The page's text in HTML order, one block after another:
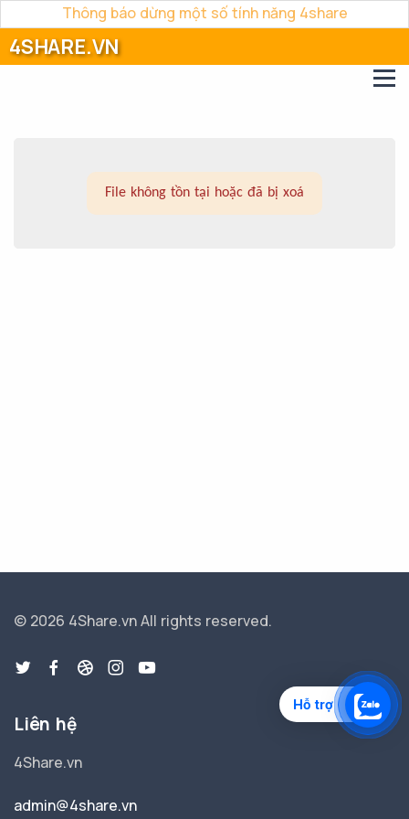
Thông báo dừng một số tính năng 4share
4SHARE.VN
File không tồn tại hoặc đã bị xoá
© 2026 4Share.vnAll rights reserved.
Liên hệ
4Share.vn
admin@4share.vn
Hỗ trợ